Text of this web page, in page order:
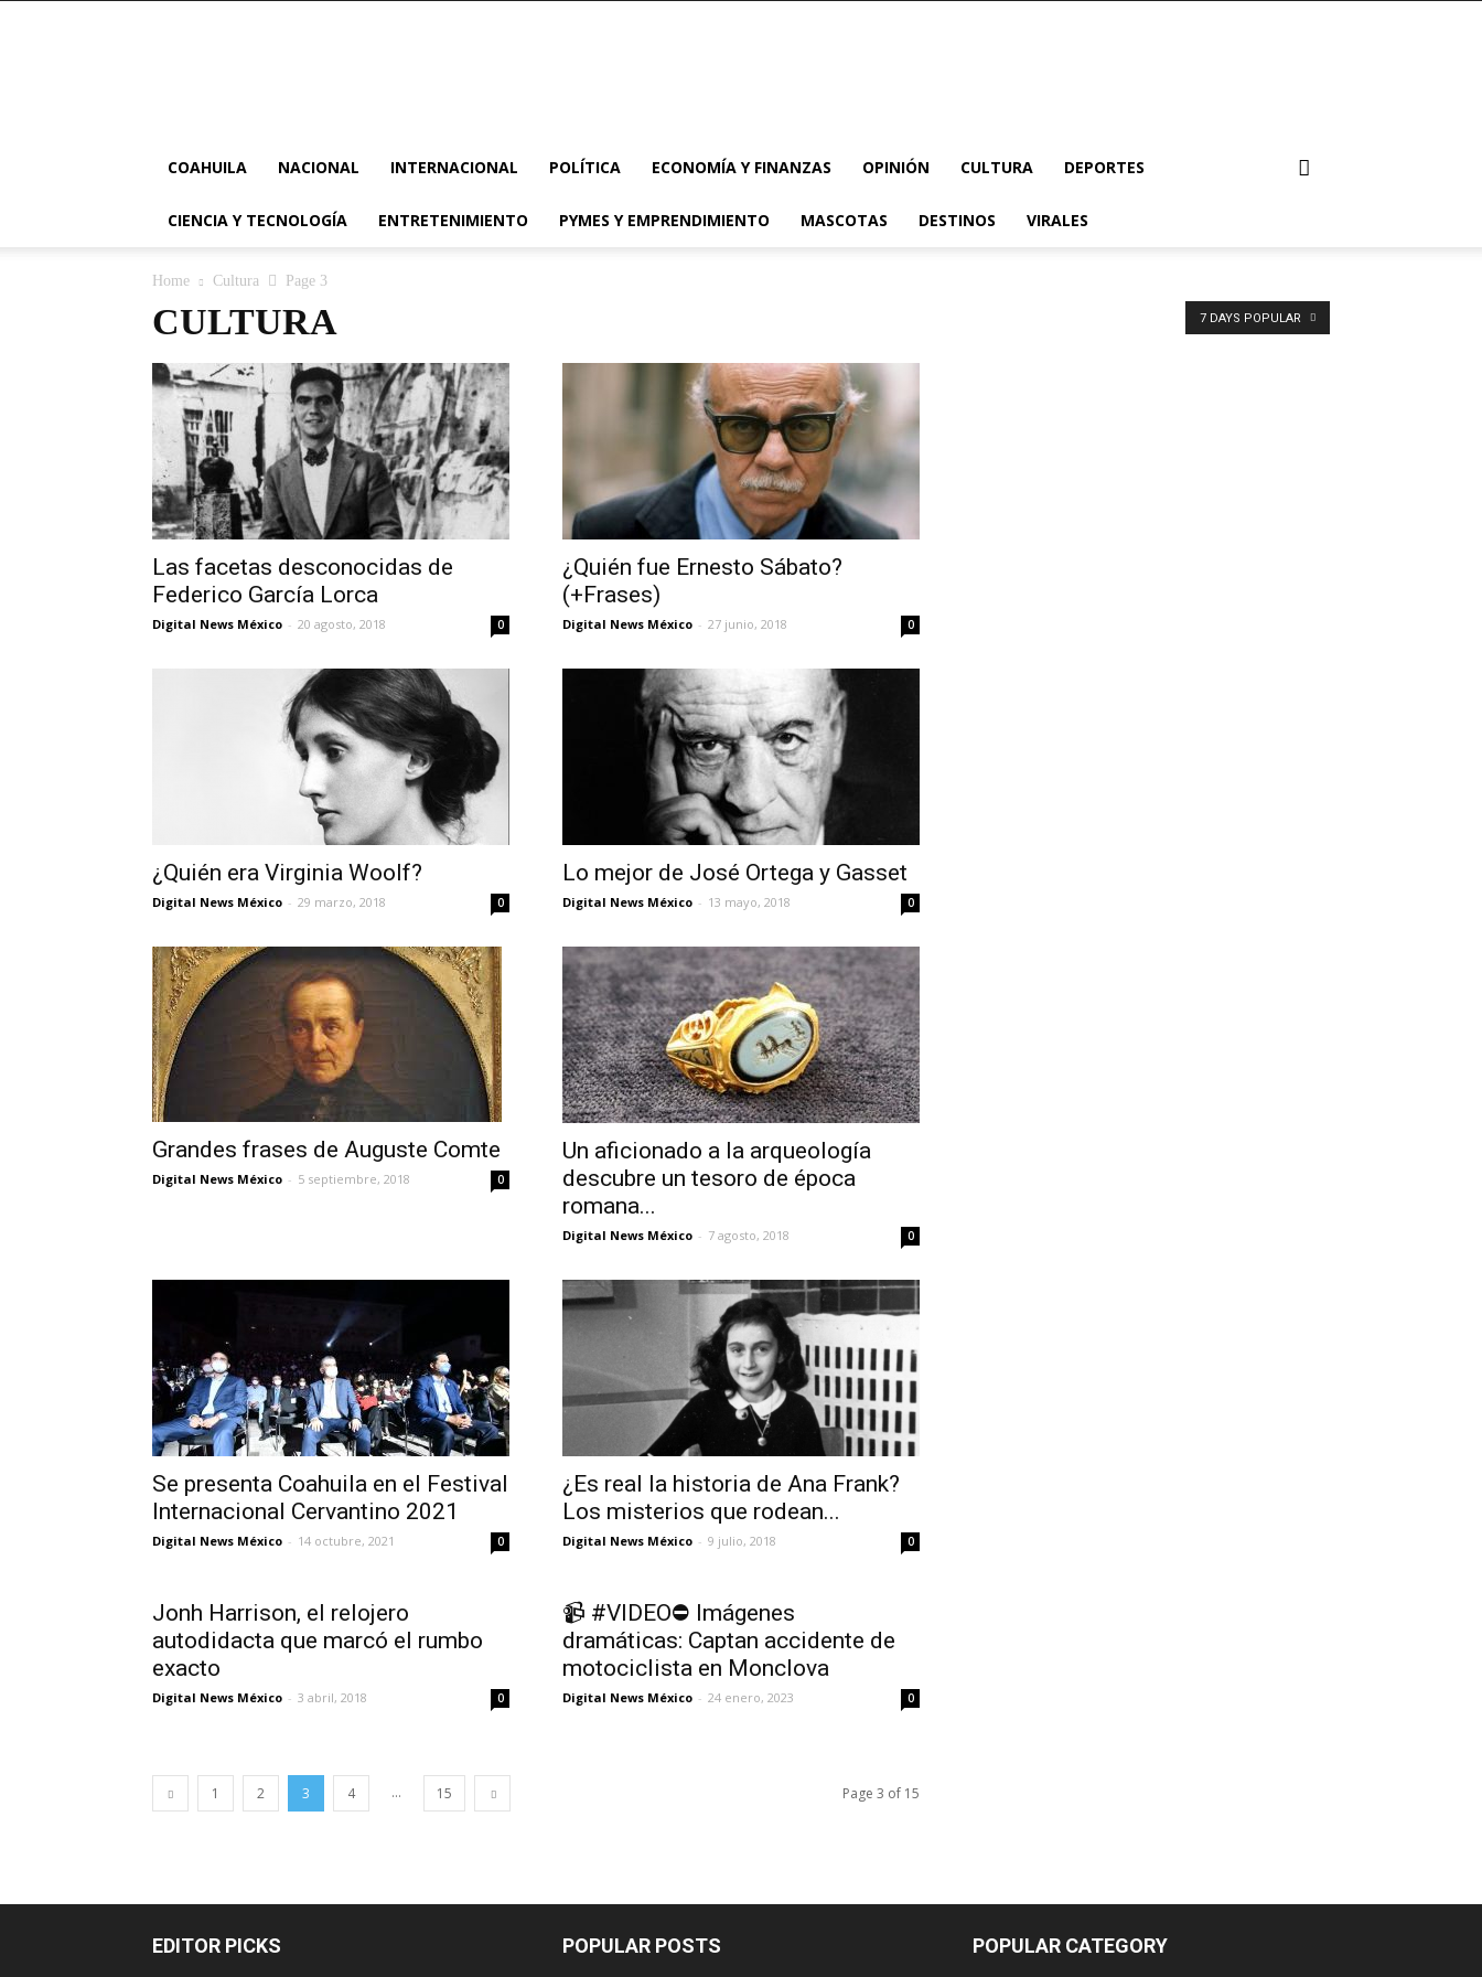
COAHUILA NACIONAL INTERNACIONAL POLÍTICA ECONOMÍA Y FINANZAS OPINIÓN CULTURA DEPORTES
CIENCIA Y TECNOLOGÍA ENTRETENIMIENTO PYMES Y EMPRENDIMIENTO MASCOTAS DESTINOS VIRALES
Home Cultura Page 3
CULTURA 7 DAYS POPULAR
Las facetas desconocidas de
Federico García Lorca
Digital News México - 20 agosto, 2018 0
¿Quién fue Ernesto Sábato?
(+Frases)
Digital News México - 27 junio, 2018 0
¿Quién era Virginia Woolf?
Digital News México - 29 marzo, 2018 0
Lo mejor de José Ortega y Gasset
Digital News México - 13 mayo, 2018 0
Grandes frases de Auguste Comte
Digital News México - 5 septiembre, 2018 0
Un aficionado a la arqueología
descubre un tesoro de época
romana...
Digital News México - 7 agosto, 2018 0
Se presenta Coahuila en el Festival
Internacional Cervantino 2021
Digital News México - 14 octubre, 2021 0
¿Es real la historia de Ana Frank?
Los misterios que rodean...
Digital News México - 9 julio, 2018 0
Jonh Harrison, el relojero
autodidacta que marcó el rumbo
exacto
Digital News México - 3 abril, 2018 0
📹 #VIDEO⛔️ Imágenes
dramáticas: Captan accidente de
motociclista en Monclova
Digital News México - 24 enero, 2023 0
1 2 3 4 ... 15 Page 3 of 15
EDITOR PICKS POPULAR POSTS POPULAR CATEGORY